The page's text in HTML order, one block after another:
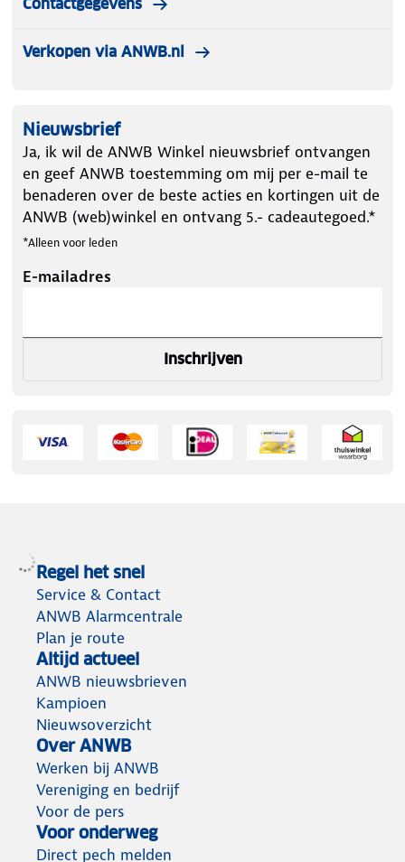
Contactgegevens
Verkopen via ANWB.nl
Nieuwsbrief
Ja, ik wil de ANWB Winkel nieuwsbrief ontvangen
en geef ANWB toestemming om mij per e-mail te
benaderen over de beste acties en kortingen uit de
ANWB (web)winkel en ontvang 5.- cadeautegoed.*
*Alleen voor leden
E-mailadres
Inschrijven
Regel het snel
Service & Contact
ANWB Alarmcentrale
Plan je route
Altijd actueel
ANWB nieuwsbrieven
Kampioen
Nieuwsoverzicht
Over ANWB
Werken bij ANWB
Vereniging en bedrijf
Voor de pers
Voor onderweg
Direct pech melden